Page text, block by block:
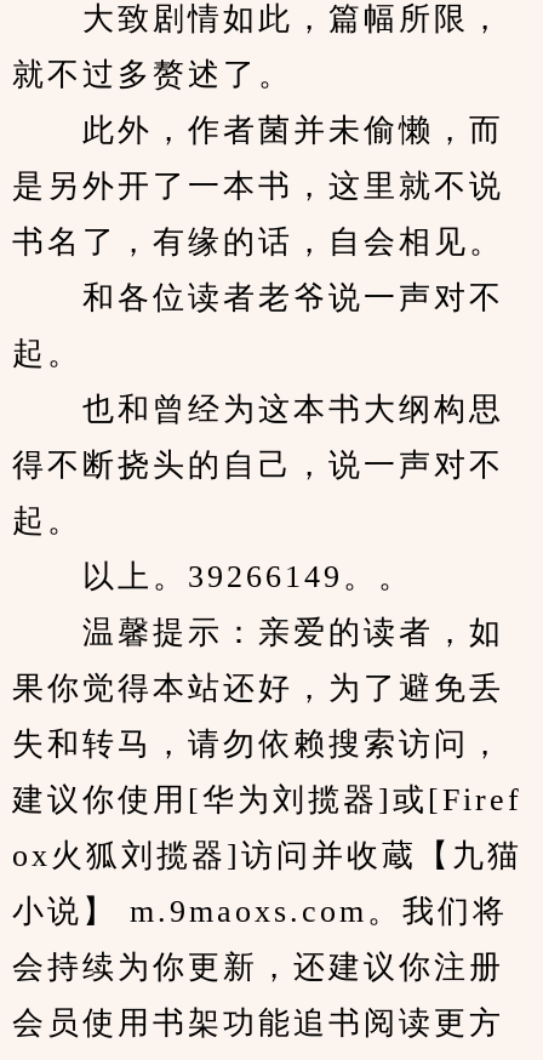
大致剧情如此，篇幅所限，
就不过多赘述了。
此外，作者菌并未偷懒，而
是另外开了一本书，这里就不说
书名了，有缘的话，自会相见。
和各位读者老爷说一声对不
起。
也和曾经为这本书大纲构思
得不断挠头的自己，说一声对不
起。
以上。39266149。。
温馨提示：亲爱的读者，如
果你觉得本站还好，为了避免丢
失和转马，请勿依赖搜索访问，
建议你使用[华为刘揽器]或[Firef
ox火狐刘揽器]访问并收蔵【九猫
小说】 m.9maoxs.com。我们将
会持续为你更新，还建议你注册
会员使用书架功能追书阅读更方